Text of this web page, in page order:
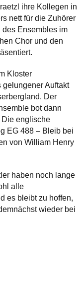
ihre Kollegen in
nett für die Zuhörer
Ensembles im
Chor und den
Kloster
Auftakt
Der
bot dann
englische
EG 488 – Bleib bei
von William Henry
haben noch lange
alle
es bleibt zu hoffen,
wieder bei